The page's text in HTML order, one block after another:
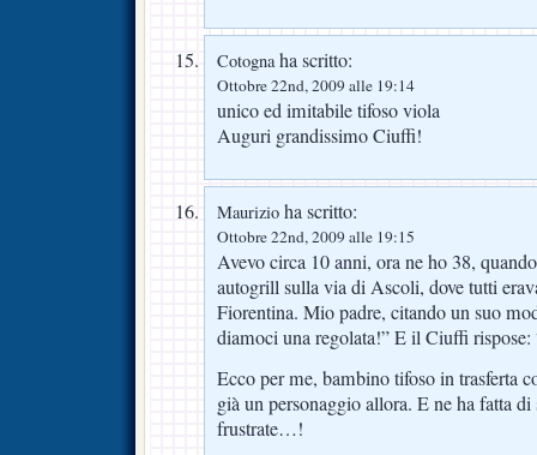
Cotognaha scritto:
Ottobre 22nd, 2009 alle 19:14
unico ed imitabile tifoso viola
Auguri grandissimo Ciuffi!
Maurizio ha scritto:
Ottobre 22nd, 2009 alle 19:15
Avevo circa 10 anni, ora ne ho 38,
autogrill sulla via di Ascoli, dove tutti
Fiorentina. Mio padre, citando un suo
diamoci una regolata!” E il Ciuffi
Ecco per me, bambino tifoso in trasferta
già un personaggio allora. E ne ha fatta di
frustrate…!